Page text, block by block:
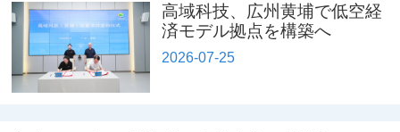
高域科技、広州黄埔で低空経
済モデル拠点を構築へ
2026-07-25